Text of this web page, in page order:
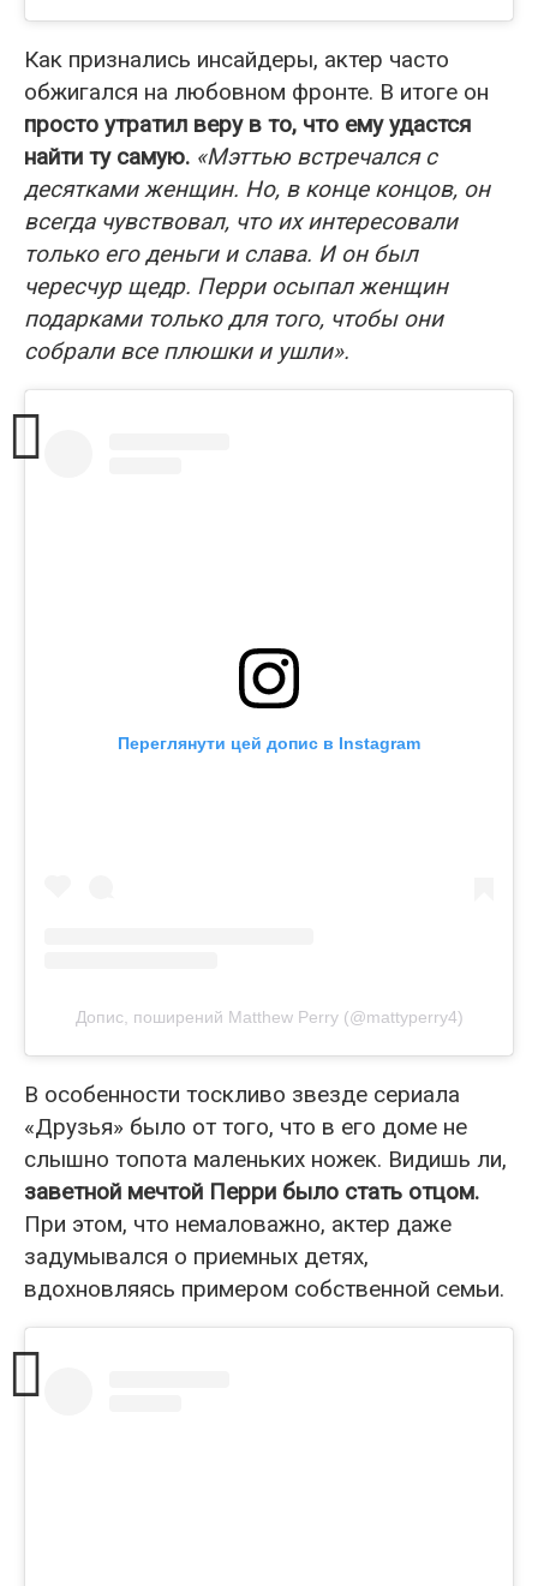
Как признались инсайдеры, актер часто
обжигался на любовном фронте. В итоге он
просто утратил веру в то, что ему удастся
найти ту самую. «Мэттью встречался с
десятками женщин. Но, в конце концов, он
всегда чувствовал, что их интересовали
только его деньги и слава. И он был
чересчур щедр. Перри осыпал женщин
подарками только для того, чтобы они
собрали все плюшки и ушли».
Переглянути цей допис в Instagram
Допис, поширений Matthew Perry (@mattyperry4)
В особенности тоскливо звезде сериала
«Друзья» было от того, что в его доме не
слышно топота маленьких ножек. Видишь ли,
заветной мечтой Перри было стать отцом.
При этом, что немаловажно, актер даже
задумывался о приемных детях,
вдохновляясь примером собственной семьи.